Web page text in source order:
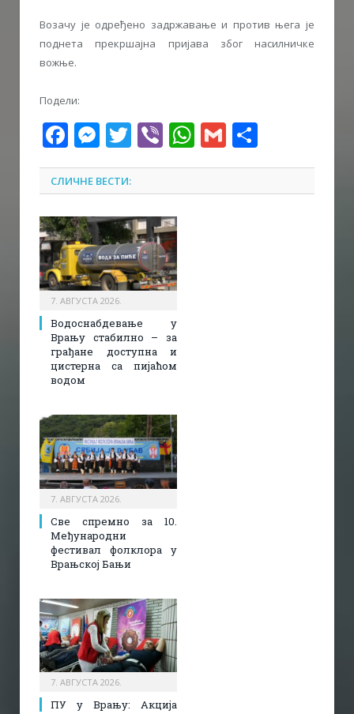
Возачу је одређено задржавање и против њега је
поднета прекршајна пријава због насилничке
вожње.
Подели:
Facebook
Messenger
Twitter
ViberWhatsApp
Gmail
СЛИЧНЕ ВЕСТИ:
7. АВГУСТА 2026.
Водоснабдевање у
Врању стабилно – за
грађане доступна и
цистерна са пијаћом
водом
7. АВГУСТА 2026.
Све спремно за 10.
Међународни
фестивал фолклора у
Врањској Бањи
7. АВГУСТА 2026.
ПУ у Врању: Акција